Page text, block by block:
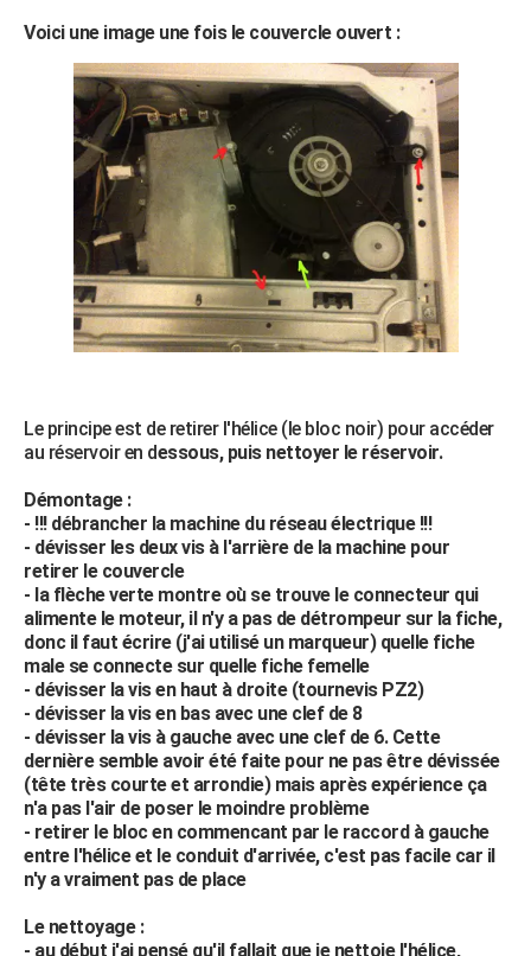
Voici une image une fois le couvercle ouvert :
Le principe est de retirer l'hélice (le bloc noir) pour accéder
au réservoir en dessous, puis nettoyer le réservoir.
Démontage :
- !!! débrancher la machine du réseau électrique !!!
- dévisser les deux vis à l'arrière de la machine pour
retirer le couvercle
- la flèche verte montre où se trouve le connecteur qui
alimente le moteur, il n'y a pas de détrompeur sur la fiche,
donc il faut écrire (j'ai utilisé un marqueur) quelle fiche
male se connecte sur quelle fiche femelle
- dévisser la vis en haut à droite (tournevis PZ2)
- dévisser la vis en bas avec une clef de 8
- dévisser la vis à gauche avec une clef de 6. Cette
dernière semble avoir été faite pour ne pas être dévissée
(tête très courte et arrondie) mais après expérience ça
n'a pas l'air de poser le moindre problème
- retirer le bloc en commencant par le raccord à gauche
entre l'hélice et le conduit d'arrivée, c'est pas facile car il
n'y a vraiment pas de place
Le nettoyage :
- au début j'ai pensé qu'il fallait que je nettoie l'hélice,